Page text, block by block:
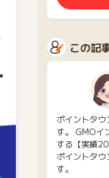
この記
ポイントタ
す。 GMOイ
する【実績20
ポイントタ
す。